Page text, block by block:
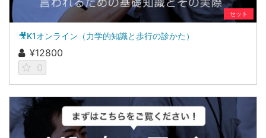
セット
🎥K1オンライン（力学的知識と歩行の診かた）
¥12800
0